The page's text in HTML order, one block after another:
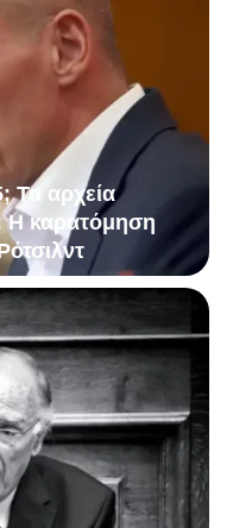
Τα αρχεία
Η καρατόμηση